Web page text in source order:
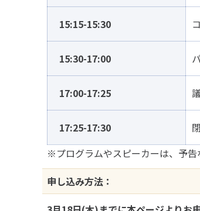
15:15-15:30
15:30-17:00
17:00-17:25
17:25-17:30
※プログラムやスピーカーは、予告
申し込み方法：